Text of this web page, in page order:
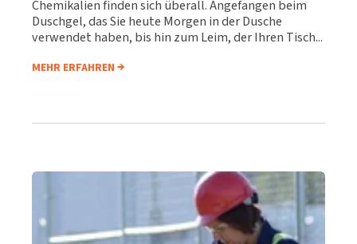
Chemikalien finden sich überall. Angefangen beim
Duschgel, das Sie heute Morgen in der Dusche
verwendet haben, bis hin zum Leim, der Ihren Tisch...
MEHR ERFAHREN